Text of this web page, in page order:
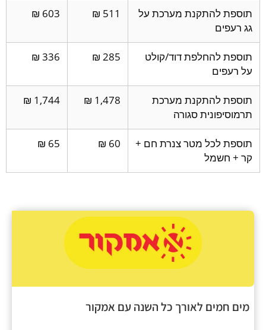
תוספת להתקנת מערכת על
גג רעפים
511 ₪
603 ₪
תוספת להחלפת דוד/קולט
על רעפים
285 ₪
336 ₪
תוספת להתקנת מערכת
תרמוסיפונית סגורה
1,478 ₪
1,744 ₪
תוספת לכל מטר צנרת חם +
קר + חשמל
60 ₪
65 ₪
מים חמים לאורך כל השנה עם אמקור